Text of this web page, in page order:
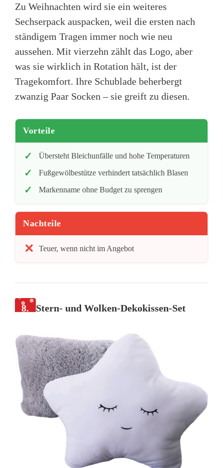
Zu Weihnachten wird sie ein weiteres
Sechserpack auspacken, weil die ersten nach
ständigem Tragen immer noch wie neu
aussehen. Mit vierzehn zählt das Logo, aber
was sie wirklich in Rotation hält, ist der
Tragekomfort. Ihre Schublade beherbergt
zwanzig Paar Socken – sie greift zu diesen.
Vorteile
Übersteht Bleichunfälle und hohe Temperaturen
Fußgewölbestütze verhindert tatsächlich Blasen
Markenname ohne Budget zu sprengen
Nachteile
Teuer, wenn nicht im Angebot
8. Stern- und Wolken-Dekokissen-Set